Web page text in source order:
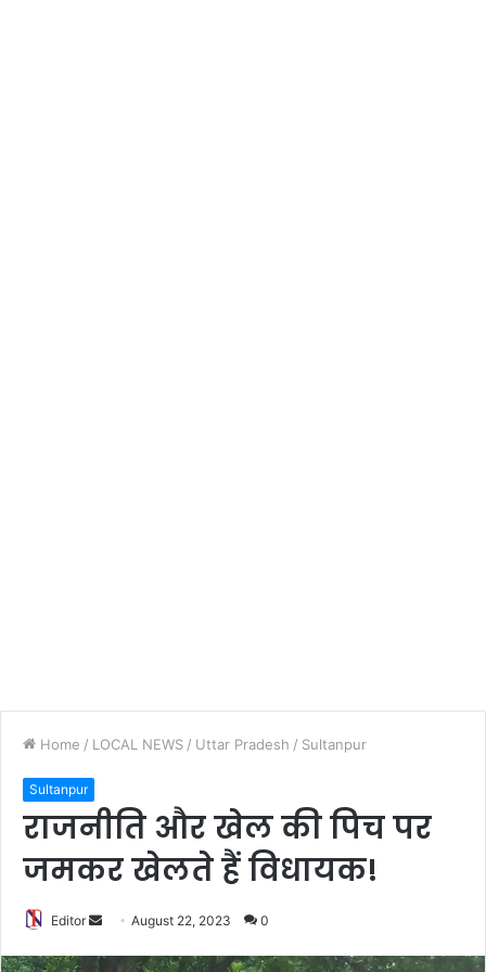
Home / LOCAL NEWS / Uttar Pradesh / Sultanpur
Sultanpur
राजनीति और खेल की पिच पर
जमकर खेलते हैं विधायक!
Editor August 22, 2023 0